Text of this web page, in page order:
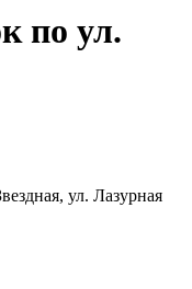
по ул.
ул. Лазурная